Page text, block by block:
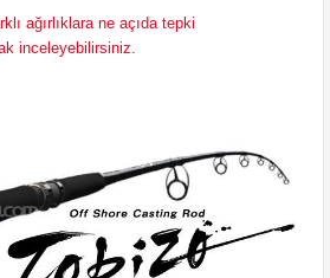
ağırlıklara ne açıda tepki
inceleyebilirsiniz.